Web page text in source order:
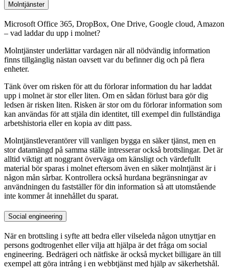
Molntjänster
Microsoft Office 365, DropBox, One Drive, Google cloud, Amazon
– vad laddar du upp i molnet?
Molntjänster underlättar vardagen när all nödvändig information
finns tillgänglig nästan oavsett var du befinner dig och på flera
enheter.
Tänk över om risken för att du förlorar information du har laddat
upp i molnet är stor eller liten. Om en sådan förlust bara gör dig
ledsen är risken liten. Risken är stor om du förlorar information som
kan användas för att stjäla din identitet, till exempel din fullständiga
arbetshistoria eller en kopia av ditt pass.
Molntjänstleverantörer vill vanligen bygga en säker tjänst, men en
stor datamängd på samma ställe intresserar också brottslingar. Det är
alltid viktigt att noggrant överväga om känsligt och värdefullt
material bör sparas i molnet eftersom även en säker molntjänst är i
någon mån sårbar. Kontrollera också hurdana begränsningar av
användningen du fastställer för din information så att utomstående
inte kommer åt innehållet du sparat.
Social engineering
När en brottsling i syfte att bedra eller vilseleda någon utnyttjar en
persons godtrogenhet eller vilja att hjälpa är det fråga om social
engineering. Bedrägeri och nätfiske är också mycket billigare än till
exempel att göra intrång i en webbtjänst med hjälp av säkerhetshål.